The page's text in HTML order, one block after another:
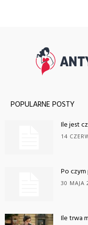
POPULARNE POSTY
Ile jest
14
Po
30 MAJA
Ile trwa